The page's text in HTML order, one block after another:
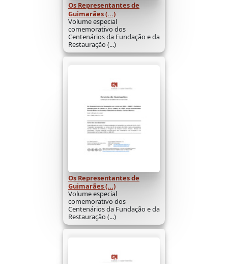
Os Representantes de
Guimarães (...)
Volume especial
comemorativo dos
Centenários da Fundação e da
Restauração (...)
Os Representantes de
Guimarães (...)
Volume especial
comemorativo dos
Centenários da Fundação e da
Restauração (...)